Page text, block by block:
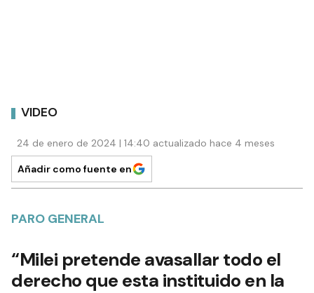
VIDEO
24 de enero de 2024 | 14:40 actualizado hace 4 meses
Añadir como fuente en
PARO GENERAL
“Milei pretende avasallar todo el
derecho que esta instituido en la